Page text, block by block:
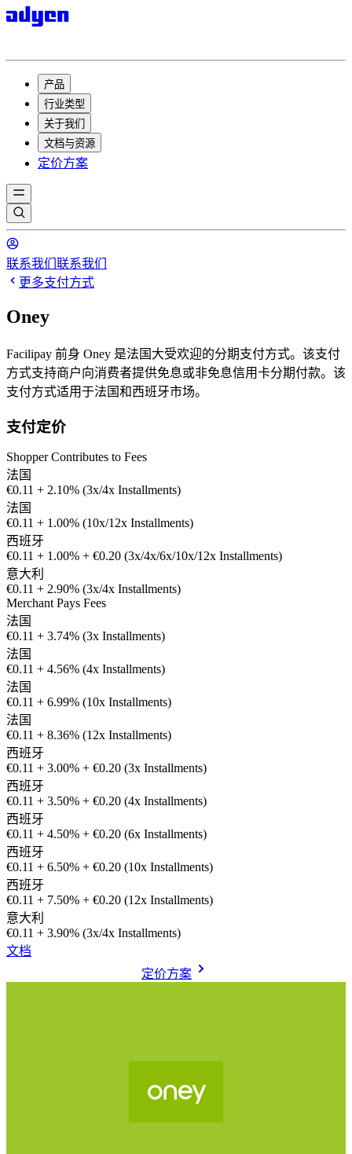
产品
行业类型
关于我们
文档与资源
定价方案
联系我们 联系我们
更多支付方式
Oney
Facilipay 前身 Oney 是法国大受欢迎的分期支付方式。该支付
方式支持商户向消费者提供免息或非免息信用卡分期付款。该
支付方式适用于法国和西班牙市场。
支付定价
Shopper Contributes to Fees
法国
€0.11 + 2.10% (3x/4x Installments)
法国
€0.11 + 1.00% (10x/12x Installments)
西班牙
€0.11 + 1.00% + €0.20 (3x/4x/6x/10x/12x Installments)
意大利
€0.11 + 2.90% (3x/4x Installments)
Merchant Pays Fees
法国
€0.11 + 3.74% (3x Installments)
法国
€0.11 + 4.56% (4x Installments)
法国
€0.11 + 6.99% (10x Installments)
法国
€0.11 + 8.36% (12x Installments)
西班牙
€0.11 + 3.00% + €0.20 (3x Installments)
西班牙
€0.11 + 3.50% + €0.20 (4x Installments)
西班牙
€0.11 + 4.50% + €0.20 (6x Installments)
西班牙
€0.11 + 6.50% + €0.20 (10x Installments)
西班牙
€0.11 + 7.50% + €0.20 (12x Installments)
意大利
€0.11 + 3.90% (3x/4x Installments)
文档
定价方案